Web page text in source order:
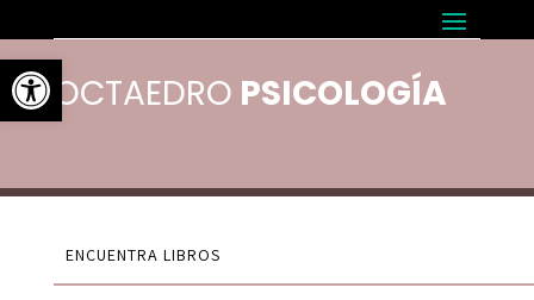
Abrir barra de herramientas
OCTAEDRO PSICOLOGÍA